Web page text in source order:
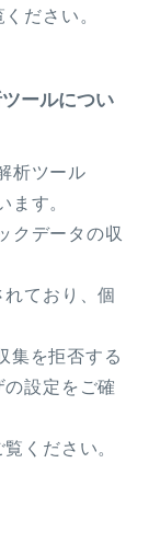
ださい。
ールについ
析ツール
ます。
クデータの収
ており、個
集を拒否する
設定をご確
覧ください。